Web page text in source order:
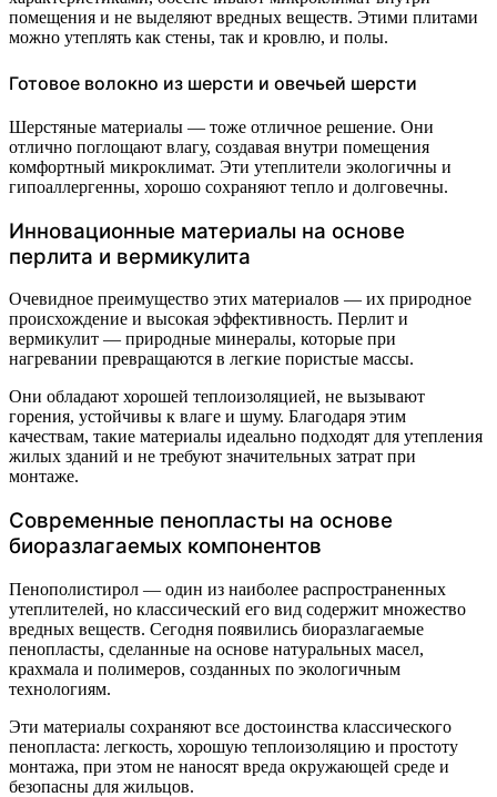
помещения и не выделяют вредных веществ. Этими плитами
можно утеплять как стены, так и кровлю, и полы.
Готовое волокно из шерсти и овечьей шерсти
Шерстяные материалы — тоже отличное решение. Они
отлично поглощают влагу, создавая внутри помещения
комфортный микроклимат. Эти утеплители экологичны и
гипоаллергенны, хорошо сохраняют тепло и долговечны.
Инновационные материалы на основе
перлита и вермикулита
Очевидное преимущество этих материалов — их природное
происхождение и высокая эффективность. Перлит и
вермикулит — природные минералы, которые при
нагревании превращаются в легкие пористые массы.
Они обладают хорошей теплоизоляцией, не вызывают
горения, устойчивы к влаге и шуму. Благодаря этим
качествам, такие материалы идеально подходят для утепления
жилых зданий и не требуют значительных затрат при
монтаже.
Современные пенопласты на основе
биоразлагаемых компонентов
Пенополистирол — один из наиболее распространенных
утеплителей, но классический его вид содержит множество
вредных веществ. Сегодня появились биоразлагаемые
пенопласты, сделанные на основе натуральных масел,
крахмала и полимеров, созданных по экологичным
технологиям.
Эти материалы сохраняют все достоинства классического
пенопласта: легкость, хорошую теплоизоляцию и простоту
монтажа, при этом не наносят вреда окружающей среде и
безопасны для жильцов.